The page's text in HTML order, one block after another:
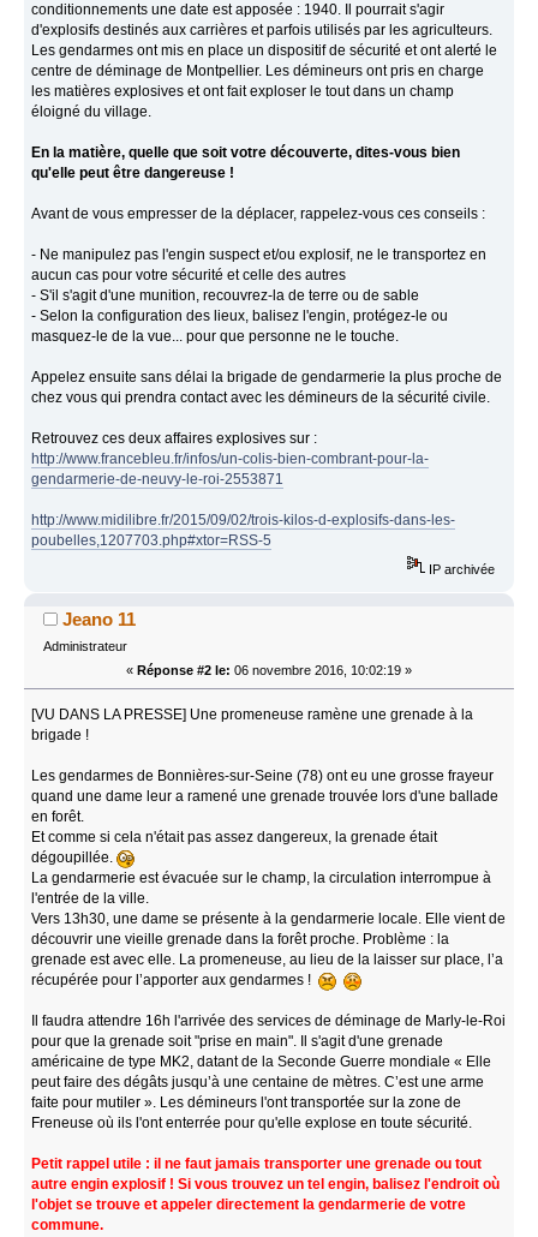
conditionnements une date est apposée : 1940. Il pourrait s'agir
d'explosifs destinés aux carrières et parfois utilisés par les agriculteurs.
Les gendarmes ont mis en place un dispositif de sécurité et ont alerté le
centre de déminage de Montpellier. Les démineurs ont pris en charge
les matières explosives et ont fait exploser le tout dans un champ
éloigné du village.
En la matière, quelle que soit votre découverte, dites-vous bien
qu'elle peut être dangereuse !
Avant de vous empresser de la déplacer, rappelez-vous ces conseils :
- Ne manipulez pas l'engin suspect et/ou explosif, ne le transportez en
aucun cas pour votre sécurité et celle des autres
- S'il s'agit d'une munition, recouvrez-la de terre ou de sable
- Selon la configuration des lieux, balisez l'engin, protégez-le ou
masquez-le de la vue... pour que personne ne le touche.
Appelez ensuite sans délai la brigade de gendarmerie la plus proche de
chez vous qui prendra contact avec les démineurs de la sécurité civile.
Retrouvez ces deux affaires explosives sur :
http://www.francebleu.fr/infos/un-colis-bien-combrant-pour-la-
gendarmerie-de-neuvy-le-roi-2553871
http://www.midilibre.fr/2015/09/02/trois-kilos-d-explosifs-dans-les-
poubelles,1207703.php#xtor=RSS-5
IP archivée
Jeano 11
Administrateur
« Réponse #2 le: 06 novembre 2016, 10:02:19 »
[VU DANS LA PRESSE] Une promeneuse ramène une grenade à la
brigade !
Les gendarmes de Bonnières-sur-Seine (78) ont eu une grosse frayeur
quand une dame leur a ramené une grenade trouvée lors d'une ballade
en forêt.
Et comme si cela n'était pas assez dangereux, la grenade était
dégoupillée.
La gendarmerie est évacuée sur le champ, la circulation interrompue à
l'entrée de la ville.
Vers 13h30, une dame se présente à la gendarmerie locale. Elle vient de
découvrir une vieille grenade dans la forêt proche. Problème : la
grenade est avec elle. La promeneuse, au lieu de la laisser sur place, l’a
récupérée pour l’apporter aux gendarmes !
Il faudra attendre 16h l'arrivée des services de déminage de Marly-le-Roi
pour que la grenade soit "prise en main". Il s'agit d'une grenade
américaine de type MK2, datant de la Seconde Guerre mondiale « Elle
peut faire des dégâts jusqu’à une centaine de mètres. C’est une arme
faite pour mutiler ». Les démineurs l'ont transportée sur la zone de
Freneuse où ils l'ont enterrée pour qu'elle explose en toute sécurité.
Petit rappel utile : il ne faut jamais transporter une grenade ou tout
autre engin explosif ! Si vous trouvez un tel engin, balisez l'endroit où
l'objet se trouve et appeler directement la gendarmerie de votre
commune.